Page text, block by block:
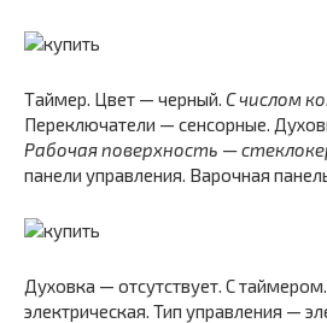
Таймер. Цвет — черный. С числом
Переключатели — сенсорные.
Рабочая поверхность —
панели управления. Варочная
Духовка — отсутствует. С
электрическая. Тип управления —